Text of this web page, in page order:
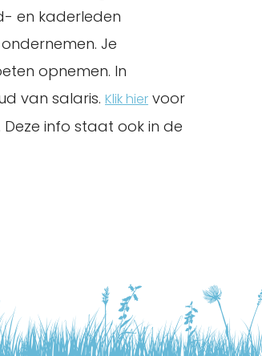
en kaderleden
Je
opnemen. In
van salaris. Klik hier voor
info staat ook in de